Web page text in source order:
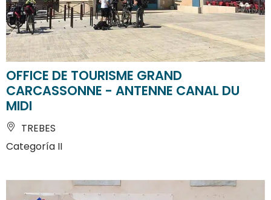
OFFICE DE TOURISME GRAND
CARCASSONNE - ANTENNE CANAL DU
MIDI
TREBES
Categoría II